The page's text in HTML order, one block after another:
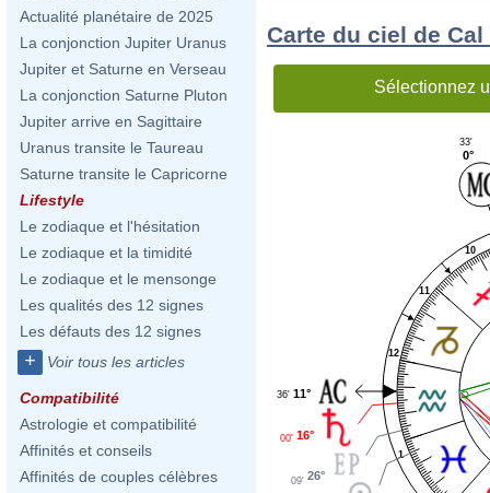
Actualité planétaire de 2025
La conjonction Jupiter Uranus
Jupiter et Saturne en Verseau
La conjonction Saturne Pluton
Jupiter arrive en Sagittaire
Uranus transite le Taureau
Saturne transite le Capricorne
Lifestyle
Le zodiaque et l'hésitation
Le zodiaque et la timidité
Le zodiaque et le mensonge
Les qualités des 12 signes
Les défauts des 12 signes
+ Voir tous les articles
Compatibilité
Astrologie et compatibilité
Affinités et conseils
Affinités de couples célèbres
Carte du ciel de
Sélectionnez
1
10
11
12
0°
33'
11°
36'
16°
00'
26°
09'